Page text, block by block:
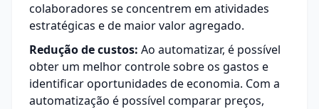
colaboradores se concentrem em atividades
estratégicas e de maior valor agregado.
Redução de custos: Ao automatizar, é possível
obter um melhor controle sobre os gastos e
identificar oportunidades de economia. Com a
automatização é possível comparar preços,